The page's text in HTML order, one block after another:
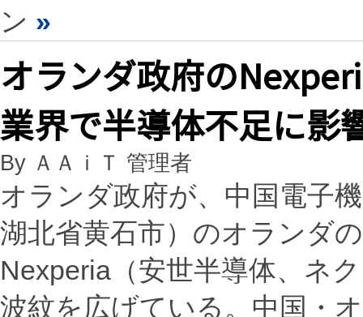
ン »
オランダ政府の
業界で半導体不足に影
By ＡＡｉＴ 管理者
オランダ政府が、中国電子
湖北省黄石市）のオランダ
Nexperia（安世半導体、ネ
波紋を広げている。中国・